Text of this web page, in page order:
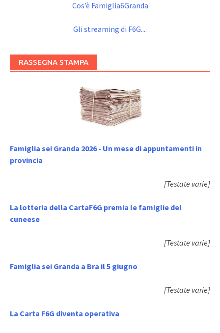
Cos’è Famiglia6Granda
Gli streaming di F6G....
RASSEGNA STAMPA
Famiglia sei Granda 2026 - Un mese di appuntamenti in
provincia
[Testate varie]
La lotteria della CartaF6G premia le famiglie del
cuneese
[Testate varie]
Famiglia sei Granda a Bra il 5 giugno
[Testate varie]
La Carta F6G diventa operativa